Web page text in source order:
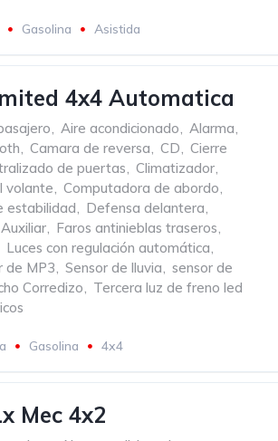
Gasolina Asistida
4x4 Automatica
, Aire acondicionado, Alarma,
, Camara de reversa, CD, Cierre
de puertas, Climatizador,
volante, Computadora de abordo,
estabilidad, Defensa delantera,
, Faros antinieblas traseros,
Luces con regulación automática,
de MP3, Sensor de lluvia, sensor de
Corredizo, Tercera luz de freno led
Gasolina 4x4
Mec 4x2